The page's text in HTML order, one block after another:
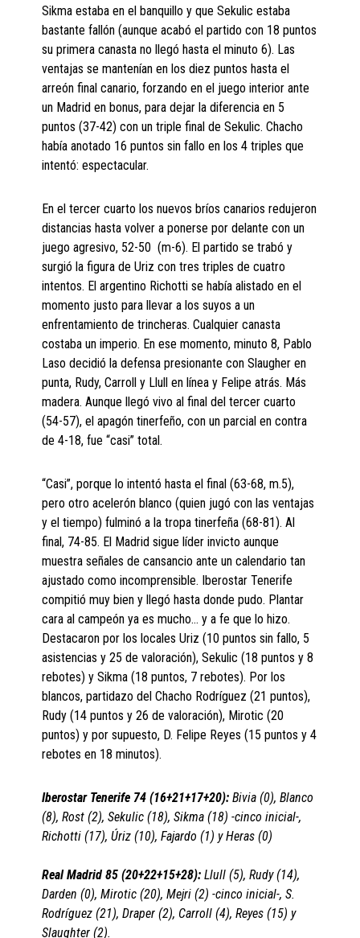
Sikma estaba en el banquillo y que Sekulic estaba
bastante fallón (aunque acabó el partido con 18 puntos
su primera canasta no llegó hasta el minuto 6). Las
ventajas se mantenían en los diez puntos hasta el
arreón final canario, forzando en el juego interior ante
un Madrid en bonus, para dejar la diferencia en 5
puntos (37-42) con un triple final de Sekulic. Chacho
había anotado 16 puntos sin fallo en los 4 triples que
intentó: espectacular.
En el tercer cuarto los nuevos bríos canarios redujeron
distancias hasta volver a ponerse por delante con un
juego agresivo, 52-50 (m-6). El partido se trabó y
surgió la figura de Uriz con tres triples de cuatro
intentos. El argentino Richotti se había alistado en el
momento justo para llevar a los suyos a un
enfrentamiento de trincheras. Cualquier canasta
costaba un imperio. En ese momento, minuto 8, Pablo
Laso decidió la defensa presionante con Slaugher en
punta, Rudy, Carroll y Llull en línea y Felipe atrás. Más
madera. Aunque llegó vivo al final del tercer cuarto
(54-57), el apagón tinerfeño, con un parcial en contra
de 4-18, fue “casi” total.
“Casi”, porque lo intentó hasta el final (63-68, m.5),
pero otro acelerón blanco (quien jugó con las ventajas
y el tiempo) fulminó a la tropa tinerfeña (68-81). Al
final, 74-85. El Madrid sigue líder invicto aunque
muestra señales de cansancio ante un calendario tan
ajustado como incomprensible. Iberostar Tenerife
compitió muy bien y llegó hasta donde pudo. Plantar
cara al campeón ya es mucho… y a fe que lo hizo.
Destacaron por los locales Uriz (10 puntos sin fallo, 5
asistencias y 25 de valoración), Sekulic (18 puntos y 8
rebotes) y Sikma (18 puntos, 7 rebotes). Por los
blancos, partidazo del Chacho Rodríguez (21 puntos),
Rudy (14 puntos y 26 de valoración), Mirotic (20
puntos) y por supuesto, D. Felipe Reyes (15 puntos y 4
rebotes en 18 minutos).
Iberostar Tenerife 74 (16+21+17+20): Bivia (0), Blanco
(8), Rost (2), Sekulic (18), Sikma (18) -cinco inicial-,
Richotti (17), Úriz (10), Fajardo (1) y Heras (0)
Real Madrid 85 (20+22+15+28):Llull (5), Rudy (14),
Darden (0), Mirotic (20), Mejri (2) -cinco inicial-, S.
Rodríguez (21), Draper (2), Carroll (4), Reyes (15) y
Slaughter (2).